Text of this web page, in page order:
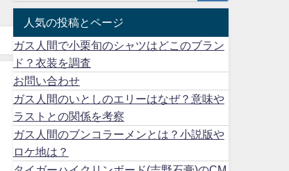
人気の投稿とページ
ガス人間で小栗旬のシャツはどこのブラン
ド？衣装を調査
お問い合わせ
ガス人間のいとしのエリーはなぜ？意味や
ラストとの関係を考察
ガス人間のブンコラーメンとは？小説版や
ロケ地は？